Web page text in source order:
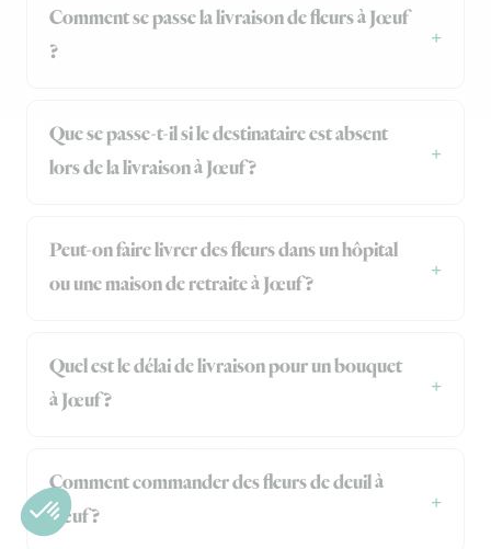
Comment se passe la livraison de fleurs à Jœuf
?
Que se passe-t-il si le destinataire est absent
lors de la livraison à Jœuf ?
Peut-on faire livrer des fleurs dans un hôpital
ou une maison de retraite à Jœuf ?
Quel est le délai de livraison pour un bouquet
à Jœuf ?
Comment commander des fleurs de deuil à
Jœuf ?